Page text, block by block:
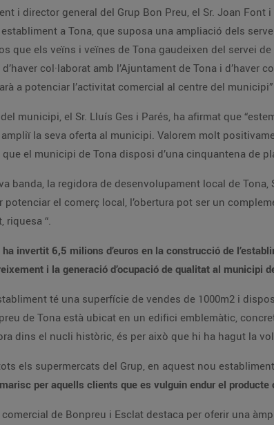
i director general del Grup Bon Preu, el Sr. Joan
establiment a Tona, que suposa una ampliació dels
que els veïns i veïnes de Tona gaudeixen del servei
col·laborat amb l’Ajuntament de Tona i
a potenciar l’activitat comercial al centre del
del municipi, el Sr. Lluís Ges i Parés, ha afirmat que
ampliï la seva oferta al municipi. Valorem molt
que el municipi de Tona disposi d’una cinquantena de
banda, la regidora de desenvolupament local de
potenciar el comerç local, l’obertura pot ser un
riquesa “.
ha invertit 6,5 milions d’euros en la construcció de
i la generació d’ocupació de qualitat al municipi
té una superfície de vendes de 1000m2 i
de Tona està ubicat en un edifici emblemàtic,
dins el nucli històric, és per això que hi ha hagut la
els supermercats del Grup, en aquest nou
per aquells clients que es vulguin endur el
de Bonpreu i Esclat destaca per oferir una